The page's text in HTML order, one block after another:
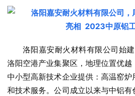
洛阳嘉安耐火材料有限公司始
洛阳空港产业集聚区，地理位置优
中小型高新技术企业提供：高温窑
和技术服务。公司成立以来与中铝